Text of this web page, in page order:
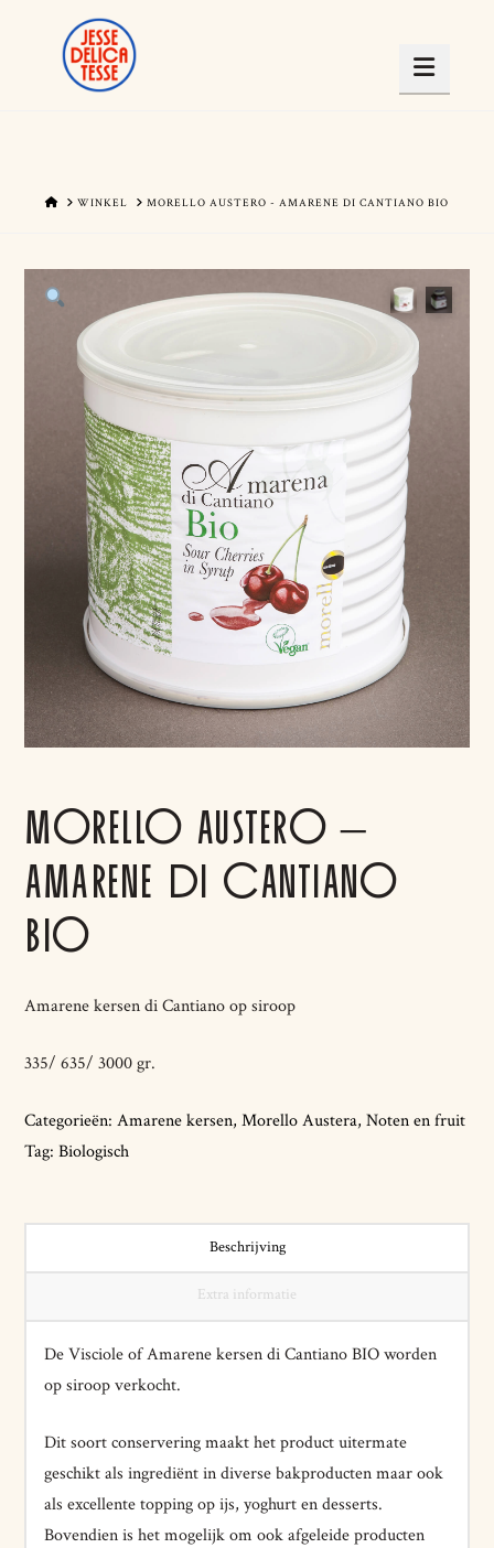
HOMEWINKEL MORELLO AUSTERO - AMARENE DI CANTIANO BIO
MORELLO AUSTERO –
AMARENE DI CANTIANO
BIO
Amarene kersen di Cantiano op siroop
335/ 635/ 3000 gr.
Categorieën:Amarene kersen,Morello Austera,Noten en fruit
Tag:Biologisch
Beschrijving
Extra informatie
De Visciole of Amarene kersen di Cantiano BIO worden
op siroop verkocht.
Dit soort conservering maakt het product uitermate
geschikt als ingrediënt in diverse bakproducten maar ook
als excellente topping op ijs, yoghurt en desserts.
Bovendien is het mogelijk om ook afgeleide producten